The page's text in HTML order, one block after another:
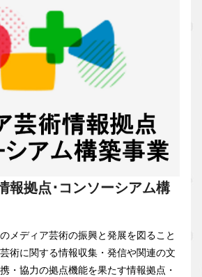
報拠点･コンソーシアム構
メディア芸術の振興と発展を図ること
術に関する情報収集・発信や関連の文
・協力の拠点機能を果たす情報拠点・